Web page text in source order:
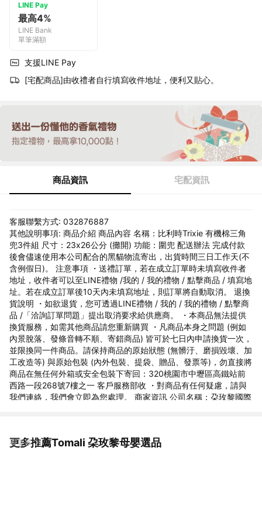
LINE Pay
最高4%
LINE Bank
單筆滿額
支援LINE Pay
[宅配商品]由收禮者自行填寫收件地址，便利又貼心。
商品資訊 宅配資訊
客服聯繫方式: 032876887
其他說明事項: 商品介紹 商品內容 名稱：比利時Trixie 有機棉三角
兜3件組 尺寸：23x26公分 (攤開) 功能：圍兜 配送辦法 完成付款
後會儘速使用本公司配合的黑貓物流寄出，出貨時間三日工作天(不
含例假日)。 注意事項 ・送禮訂單，若在成立訂單時未填寫收件者
地址，收件者可以至LINE禮物 /我的 / 我的禮物 / 點擊商品 / 填寫地
址。若在成立訂單後10天內未填寫地址，則訂單將自動取消。 退換
貨說明 ・如欲退貨，您可透過LINE禮物 / 我的 / 我的禮物 / 點擊商
品 /「洽詢訂單問題」提出取消要求給供應商。 ・本商品無法提供
換貨服務，如需其他商品請您重新購買 ・凡商品本身之問題 (例如
內景脫落、發條音轉不順、寄錯商品) 皆可於七日內申請換貨一次，
並限換同一件商品。請保持商品的原始狀態 (無髒汙、磨損毀壞、加
工改造等) 與原始包裝 (內外包裝、提袋、贈品、發票等)，勿直接將
商品在無任何外箱或安全包裝下寄回：320桃園市中壢區高鐵站前
西路一段268號7樓之一 客戶服務部收 ・對商品有任何疑慮，請與
我們連絡，我們會立即為您處理。 商家資訊 公司名稱：朶玫黎國際
五 9:00~18:00 商檢字號M74086
更多推薦Tomali 朶玫黎母嬰選品
看更多